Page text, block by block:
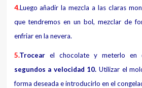
4.Luego añadir la mezcla a las claras
que tendremos en un bol, mezclar de
enfriar en la nevera.
5.Trocearel chocolate y meterlo en
segundos a velocidad 10. Utilizar el
forma deseada e introducirlo en el